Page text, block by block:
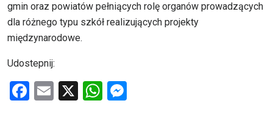
gmin oraz powiatów pełniących rolę organów prowadzących
dla różnego typu szkół realizujących projekty
międzynarodowe.
Udostepnij:
F
E
X
W